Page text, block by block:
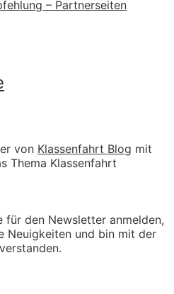
– Partnerseiten
von Klassenfahrt Blog mit
Thema Klassenfahrt
für den Newsletter anmelden,
Neuigkeiten und bin mit der